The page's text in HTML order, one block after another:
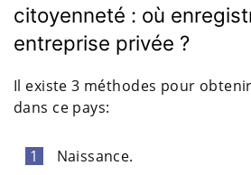
citoyenneté : où
entreprise privée ?
Il existe 3 méthodes pour
dans ce pays:
Naissance.